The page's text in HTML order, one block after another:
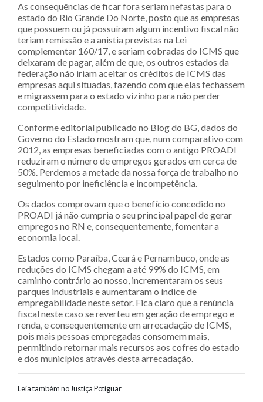
As consequências de ficar fora seriam nefastas para o
estado do Rio Grande Do Norte, posto que as empresas
que possuem ou já possuíram algum incentivo fiscal não
teriam remissão e a anistia previstas na Lei
complementar 160/17, e seriam cobradas do ICMS que
deixaram de pagar, além de que, os outros estados da
federação não iriam aceitar os créditos de ICMS das
empresas aqui situadas, fazendo com que elas fechassem
e migrassem para o estado vizinho para não perder
competitividade.
Conforme editorial publicado no Blog do BG, dados do
Governo do Estado mostram que, num comparativo com
2012, as empresas beneficiadas com o antigo PROADI
reduziram o número de empregos gerados em cerca de
50%. Perdemos a metade da nossa força de trabalho no
seguimento por ineficiência e incompetência.
Os dados comprovam que o benefício concedido no
PROADI já não cumpria o seu principal papel de gerar
empregos no RN e, consequentemente, fomentar a
economia local.
Estados como Paraíba, Ceará e Pernambuco, onde as
reduções do ICMS chegam a até 99% do ICMS, em
caminho contrário ao nosso, incrementaram os seus
parques industriais e aumentaram o índice de
empregabilidade neste setor. Fica claro que a renúncia
fiscal neste caso se reverteu em geração de emprego e
renda, e consequentemente em arrecadação de ICMS,
pois mais pessoas empregadas consomem mais,
permitindo retornar mais recursos aos cofres do estado
e dos municípios através desta arrecadação.
Leia também no Justiça Potiguar